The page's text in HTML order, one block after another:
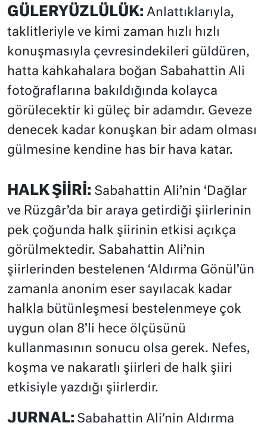
GÜLERYÜZLÜLÜK: Anlattıklarıyla,
taklitleriyle ve kimi zaman hızlı hızlı
konuşmasıyla çevresindekileri güldüren,
hatta kahkahalara boğan Sabahattin Ali
fotoğraflarına bakıldığında kolayca
görülecektir ki güleç bir adamdır. Geveze
denecek kadar konuşkan bir adam olması
gülmesine kendine has bir hava katar.
HALK ŞİİRİ: Sabahattin Ali’nin ‘Dağlar
ve Rüzgâr’da bir araya getirdiği şiirlerinin
pek çoğunda halk şiirinin etkisi açıkça
görülmektedir. Sabahattin Ali’nin
şiirlerinden bestelenen ‘Aldırma Gönül’ün
zamanla anonim eser sayılacak kadar
halkla bütünleşmesi bestelenmeye çok
uygun olan 8’li hece ölçüsünü
kullanmasının sonucu olsa gerek. Nefes,
koşma ve nakaratlı şiirleri de halk şiiri
etkisiyle yazdığı şiirlerdir.
JURNAL: Sabahattin Ali’nin Aldırma